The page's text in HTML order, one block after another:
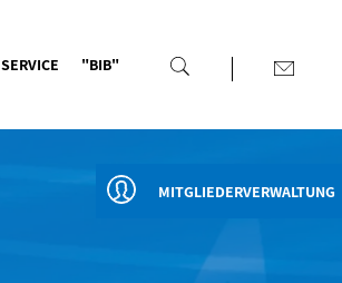
SERVICE "BIB"
MITGLIEDERVERWALTUNG